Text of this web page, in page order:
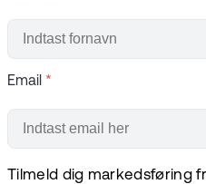
Email *
Tilmeld dig markedsføring